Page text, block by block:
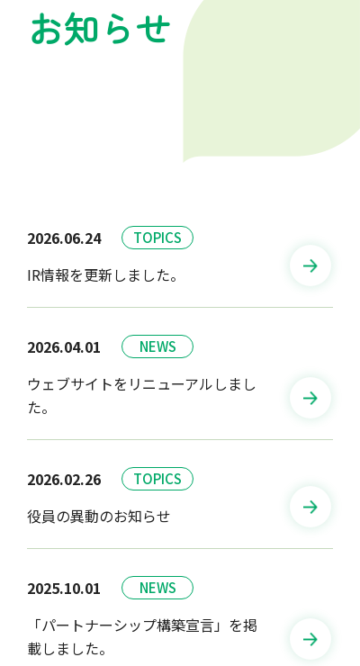
お知らせ
2026.06.24
IR情報を更新しました。
2026.04.01
ウェブサイトをリニューアルしまし
た。
2026.02.26
役員の異動のお知らせ
2025.10.01
「パートナーシップ構築宣言」を掲
載しました。